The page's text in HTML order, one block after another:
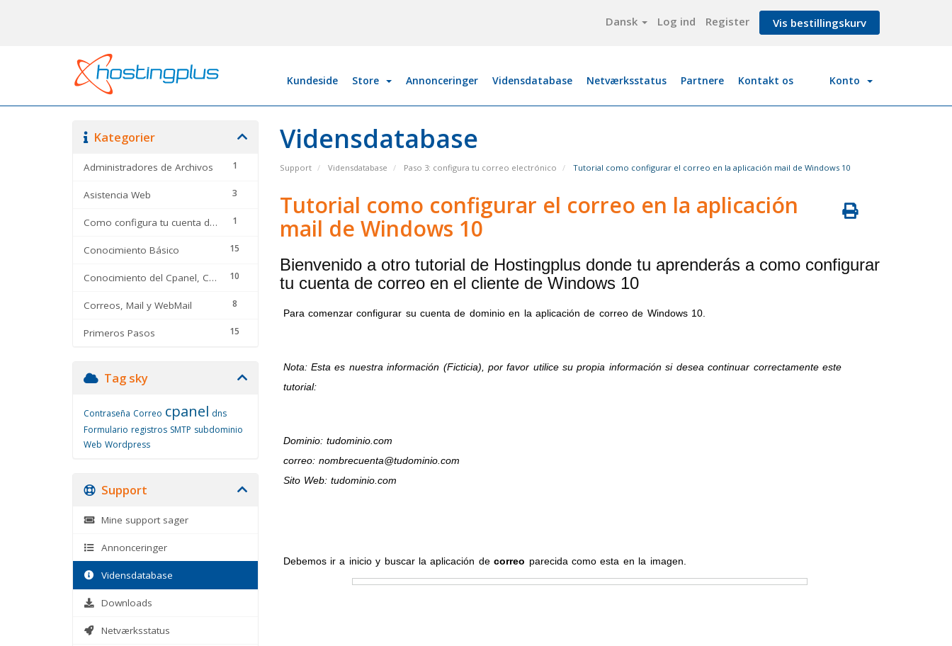
Dansk Log ind Register Vis bestillingskurv
Kundeside Store Annonceringer Vidensdatabase Netværksstatus Partnere Kontakt os Konto
Vidensdatabase
Support Vidensdatabase Paso 3: configura tu correo electrónico Tutorial como configurar el correo en la aplicación mail de Windows 10
Kategorier
1
Administradores de Archivos
3
Asistencia Web
1
Como configura tu cuenta de correo en
15
Conocimiento Básico
10
Conocimiento del Cpanel, CMS y optimizadores
8
Correos, Mail y WebMail
15
Primeros Pasos
Tutorial como configurar el correo en la aplicación
mail de Windows 10
Bienvenido a otro tutorial de Hostingplus donde tu aprenderás a como configurar
tu cuenta de correo en el cliente de Windows 10
Para comenzar configurar su cuenta de dominio en la aplicación de correo de Windows 10.
Nota: Esta es nuestra información (Ficticia), por favor utilice su propia información si desea continuar correctamente este
tutorial:
Dominio: tudominio.com
correo: nombrecuenta@tudominio.com
Sito Web: tudominio.com
Debemos ir a inicio y buscar la aplicación decorreo parecida como esta en la imagen.
Tag sky
Contraseña Correo cpanel dns
Formulario registros SMTP subdominio
Web Wordpress
Support
Mine support sager
Annonceringer
Vidensdatabase
Downloads
Netværksstatus